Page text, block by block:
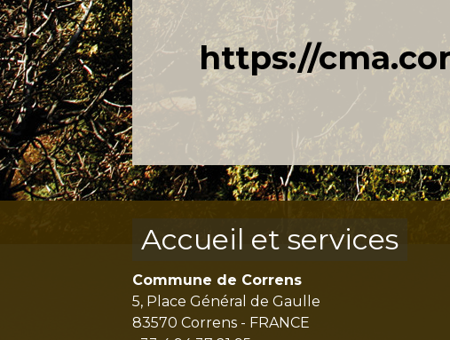
https://
Accueil et services
Commune de Correns
5, Place Général de Gaulle
83570 Correns - FRANCE